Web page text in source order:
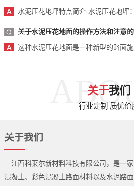
水泥压花地坪特点简介-水泥压花地坪：
关于水泥压花地面的操作方法和注意
这种水泥压花地面是一种新型的路面施
关于我们
行业定制 质优价
关于我们
江西科莱尔新材料科技有限公司，是一
混凝土、彩色混凝土路面材料以及水泥路